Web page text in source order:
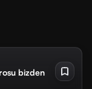
bizden